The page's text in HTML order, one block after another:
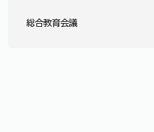
総合教育会議